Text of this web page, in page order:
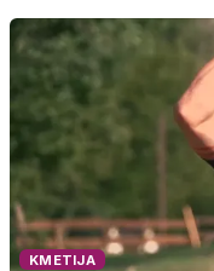
KMETIJA